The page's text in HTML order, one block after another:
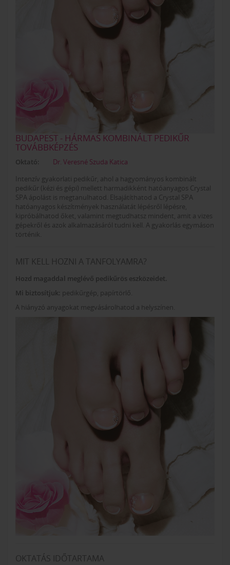
BUDAPEST - HÁRMAS KOMBINÁLT PEDIKŰR
TOVÁBBKÉPZÉS
Oktató:
Dr. Veresné Szuda Katica
Intenzív gyakorlati pedikűr, ahol a hagyományos kombinált
pedikűr (kézi és gépi) mellett harmadikként hatóanyagos Crystal
SPA ápolást is megtanulhatod. Elsajátíthatod a Crystal SPA
hatóanyagos készítmények használatát lépésről lépésre,
kipróbálhatod őket, valamint megtudhatsz mindent, amit a vizes
gépekről és azok alkalmazásáról tudni kell. A gyakorlás egymáson
történik.
MIT KELL HOZNI A TANFOLYAMRA?
Hozd magaddal meglévő pedikűrös eszközeidet.
Mi biztosítjuk: pedikűrgép, papírtörlő.
A hiányzó anyagokat megvásárolhatod a helyszínen.
OKTATÁS IDŐTARTAMA